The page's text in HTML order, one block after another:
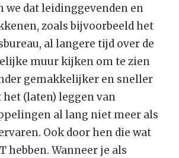
we dat leidinggevenden en
zoals bijvoorbeeld het
al langere tijd over de
muur kijken om te zien
gemakkelijker en sneller
het (laten) leggen van
al lang niet meer als
Ook door hen die wat
hebben. Wanneer je als